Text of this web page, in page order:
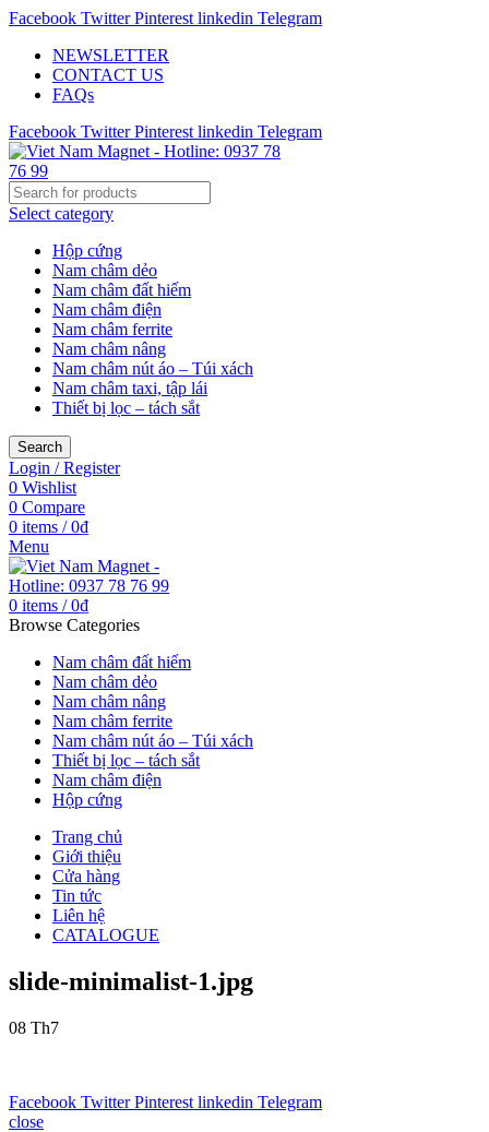
Facebook Twitter Pinterest linkedin Telegram
NEWSLETTER
CONTACT US
FAQs
Facebook Twitter Pinterest linkedin Telegram
Select category
Hộp cứng
Nam châm dẻo
Nam châm đất hiếm
Nam châm điện
Nam châm ferrite
Nam châm nâng
Nam châm nút áo – Túi xách
Nam châm taxi, tập lái
Thiết bị lọc – tách sắt
Search
Login / Register
0 Wishlist
0 Compare
0 items / 0₫
Menu
0 items / 0₫
Browse Categories
Nam châm đất hiếm
Nam châm dẻo
Nam châm nâng
Nam châm ferrite
Nam châm nút áo – Túi xách
Thiết bị lọc – tách sắt
Nam châm điện
Hộp cứng
Trang chủ
Giới thiệu
Cửa hàng
Tin tức
Liên hệ
CATALOGUE
slide-minimalist-1.jpg
08 Th7
Facebook Twitter Pinterest linkedin Telegram
close